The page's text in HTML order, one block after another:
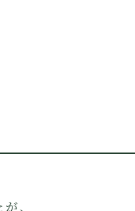
、